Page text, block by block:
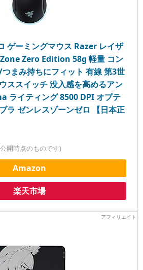
ゲーミングマウス Razer レイザ
Zero Edition 58g 軽量 コン
まみ持ちにフィット 有線 第3世
ススイッチ 没入感を高めるアン
ライティング 8500 DPI オプテ
ラ ゼンレスゾーンゼロ 【日本正
開時点のものです)
Amazon
楽天市場